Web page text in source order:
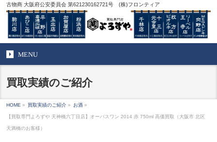
古物商 大阪府公安委員会 第621230162721号 (株)フロンティア
MENU
買取実績のご紹介
HOME » 買取実績のご紹介 » お酒 »
【買取専門よろずや 天神橋六丁目店】オーパスワン 2014 赤 750ml 高価買取（大阪市 北区
天満橋のお客様）